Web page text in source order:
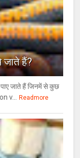
जाते हैं?
जाते हैं जिनमें से कुछ
v... Readmore